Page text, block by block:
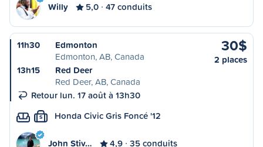
Willy 5,0 47 conduits
11h30
Edmonton
Edmonton, AB, Canada
13h15
Red Deer
Red Deer, AB, Canada
Retour lun. 17 août à 13h30
30$
2 places
S Honda Civic Gris Foncé '12
John Stiv… 4,9 35 conduits